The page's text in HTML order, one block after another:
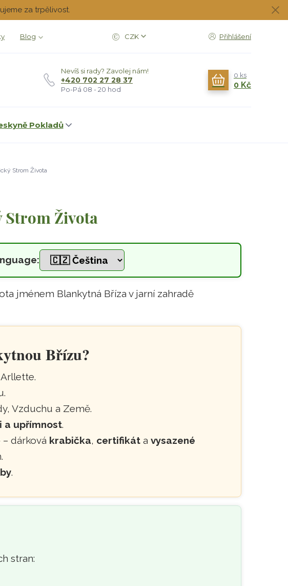
za trpělivost.
Blog CZK Přihlášení
Nevíš si rady? Zavolej nám!
+420 702 27 28 37
Po-Pá 08 - 20 hod
0 ks
0 Kč
Pokladů
Strom Života
Života
Apatitem na amazonitu –
Břízu?
Vzduchu a Země.
a upřímnost.
– dárková krabička, certifikáta vysazené
.
stran: